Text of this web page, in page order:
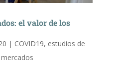
el valor de los
| COVID19, estudios de